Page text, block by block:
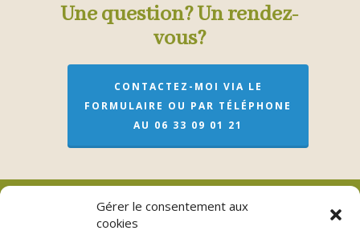
Gérer le consentement aux
cookies
Une question? Un rendez-
vous?
CONTACTEZ-MOI VIA LE
FORMULAIRE OU PAR TÉLÉPHONE
AU 06 33 09 01 21